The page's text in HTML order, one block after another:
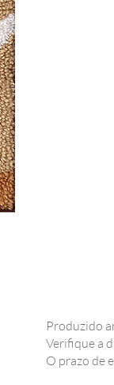
Produzido
Verifique a
O prazo de